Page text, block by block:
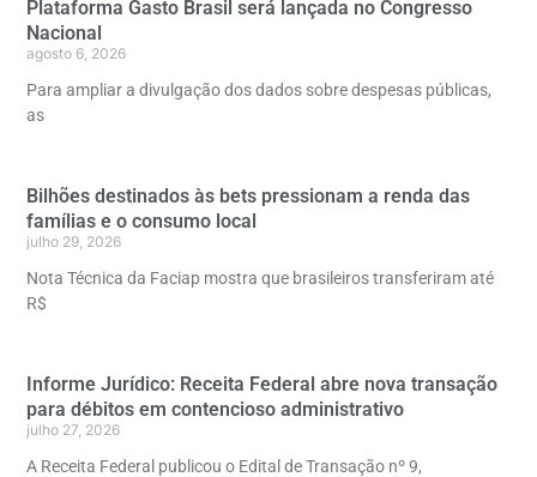
Plataforma Gasto Brasil será lançada no Congresso
Nacional
agosto 6, 2026
Para ampliar a divulgação dos dados sobre despesas públicas,
as
Bilhões destinados às bets pressionam a renda das
famílias e o consumo local
julho 29, 2026
Nota Técnica da Faciap mostra que brasileiros transferiram até
R$
Informe Jurídico: Receita Federal abre nova transação
para débitos em contencioso administrativo
julho 27, 2026
A Receita Federal publicou o Edital de Transação nº 9,